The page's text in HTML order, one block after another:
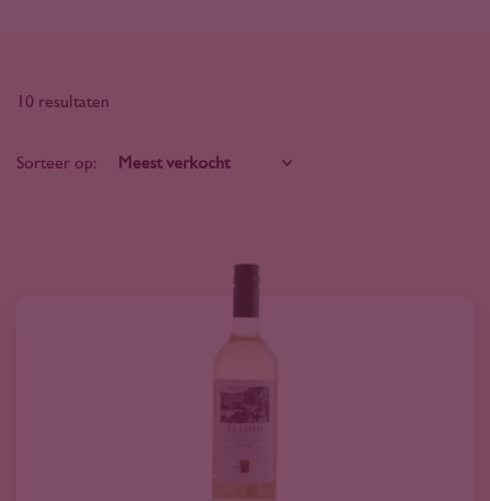
10 resultaten
Sorteer op: